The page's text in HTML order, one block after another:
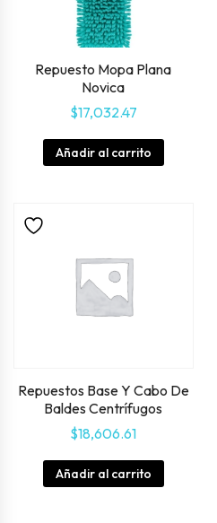
Repuesto Mopa Plana
Novica
$17,032.47
Añadir al carrito
Repuestos Base Y Cabo De
Baldes Centrífugos
$18,606.61
Añadir al carrito